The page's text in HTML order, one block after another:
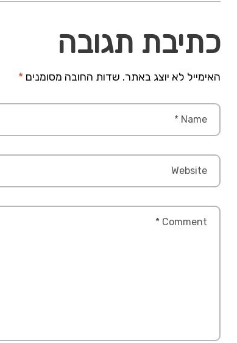
כתיבת תגובה
האימייל לא יוצג באתר. שדות החובה מסומנים *